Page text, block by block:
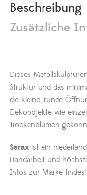
Beschreibung
Zusätzliche
Dieses
Struktur und das
die kleine, runde
Dekoobjekte wie
Trockenblumen
Serax ist ein
Handarbeit und
Infos zur Marke